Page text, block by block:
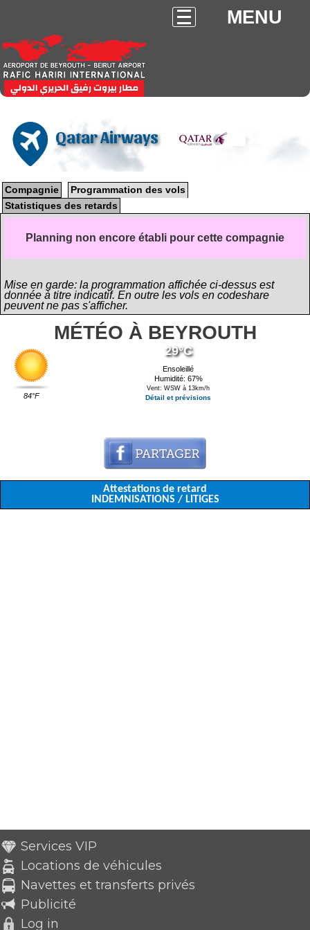
MENU
Qatar Airways
Compagnie
Programmation des vols
Statistiques des retards
Planning non encore établi pour cette compagnie
Mise en garde: la programmation affichée ci-dessus est
donnée à titre indicatif. En outre les vols en codeshare
peuvent ne pas s'afficher.
MÉTÉO À BEYROUTH
84°F
29°C
Ensoleillé
Humidité: 67%
Vent: WSW à 13km/h
Détail et prévisions
Attestations de retard
INDEMNISATIONS / LITIGES
Services VIP
Locations de véhicules
Navettes et transferts privés
Publicité
Log in